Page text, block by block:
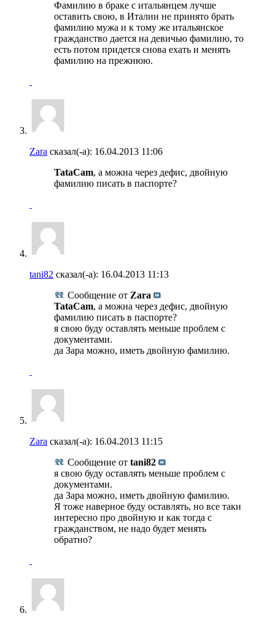
Фамилию в браке с итальянцем лучше
оставить свою, в Италии не принято брать
фамилию мужа и к тому же итальянское
гражданство дается на девичью фамилию, то
есть потом придется снова ехать и менять
фамилию на прежнюю.
Zara сказал(-а): 16.04.2013 11:06
TataCam, а можна через дефис, двойную
фамилию писать в паспорте?
tani82 сказал(-а): 16.04.2013 11:13
Сообщение от Zara
TataCam, а можна через дефис, двойную
фамилию писать в паспорте?
я свою буду оставлять меньше проблем с
документами.
да Зара можно, иметь двойную фамилию.
Zara сказал(-а): 16.04.2013 11:15
Сообщение от tani82
я свою буду оставлять меньше проблем с
документами.
да Зара можно, иметь двойную фамилию.
Я тоже наверное буду оставлять, но все таки
интересно про двойную и как тогда с
гражданством, не надо будет менять
обратно?